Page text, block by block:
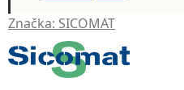
Značka: SICOMAT